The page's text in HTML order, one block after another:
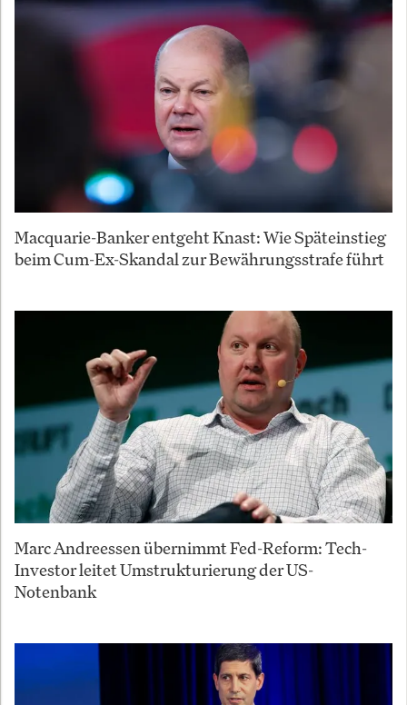
Macquarie-Banker entgeht Knast: Wie Späteinstieg
beim Cum-Ex-Skandal zur Bewährungsstrafe führt
Marc Andreessen übernimmt Fed-Reform: Tech-
Investor leitet Umstrukturierung der US-
Notenbank